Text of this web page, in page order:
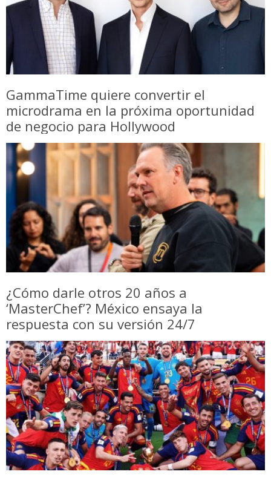
GammaTime quiere convertir el
microdrama en la próxima oportunidad
de negocio para Hollywood
¿Cómo darle otros 20 años a
‘MasterChef’? México ensaya la
respuesta con su versión 24/7